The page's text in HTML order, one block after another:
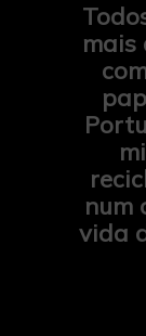
mais
num
vida